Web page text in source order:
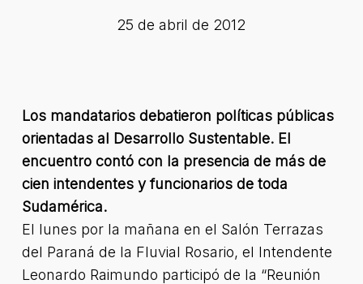
25 de abril de 2012
Los mandatarios debatieron políticas públicas
orientadas al Desarrollo Sustentable. El
encuentro contó con la presencia de más de
cien intendentes y funcionarios de toda
Sudamérica.
El lunes por la mañana en el Salón Terrazas
del Paraná de la Fluvial Rosario, el Intendente
Leonardo Raimundo participó de la “Reunión